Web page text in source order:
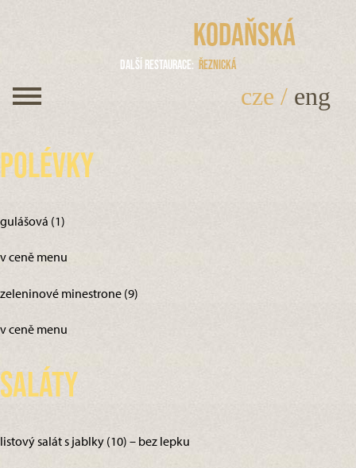
Kodaňská
Další restaurace Řeznická
cze / eng
Polévky
gulášová (1)
v ceně menu
zeleninové minestrone (9)
v ceně menu
Saláty
listový salát s jablky (10) – bez lepku